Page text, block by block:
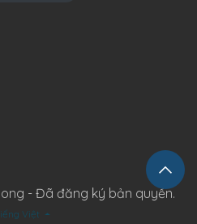
- Đã đăng ký bản quyền.
Việt